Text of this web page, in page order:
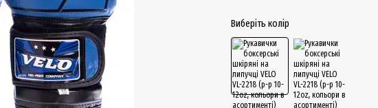
Виберіть колір